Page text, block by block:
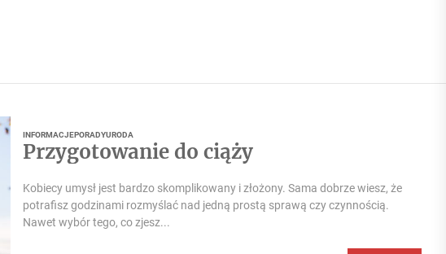
INFORMACJEPORADYURODA
Przygotowanie do ciąży
Kobiecy umysł jest bardzo skomplikowany i złożony. Sama dobrze wiesz, że
potrafisz godzinami rozmyślać nad jedną prostą sprawą czy czynnością.
Nawet wybór tego, co zjesz...